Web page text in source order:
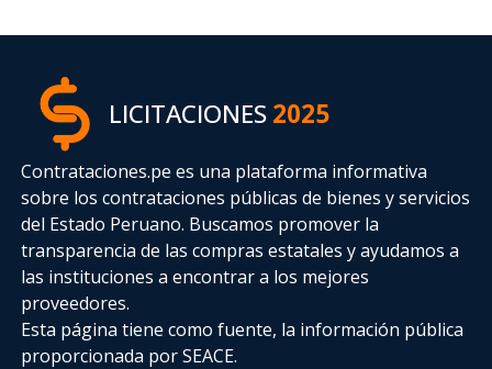
LICITACIONES2025
Contrataciones.pe es una plataforma informativa
sobre los contrataciones públicas de bienes y servicios
del Estado Peruano. Buscamos promover la
transparencia de las compras estatalesy ayudamos a
las instituciones a encontrar a los mejores
proveedores.
Esta página tiene como fuente, la información pública
proporcionada por SEACE.